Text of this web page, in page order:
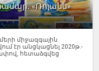
«Ռոլանն»
միջազգային
էր անցկացնել 2020թ.-
հետաձգվեց